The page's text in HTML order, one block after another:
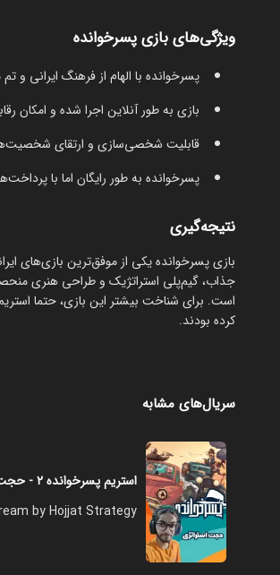
ویژگی‌های بازی پسرخوانده
پسرخوانده با الهام از فرهنگ ایرانی و
بازی به طور آنلاین اجرا شده و امکان
قابلیت شخصی‌سازی و ارتقای
پسرخوانده به طور رایگان اما با
نتیجه‌گیری
بازی پسرخوانده یکی از موفق‌ترین بازی‌های
جذاب، گیم‌پلی استراتژیک و طراحی هنری
است. برای شناخت بیشتر این بازی، حتما
کرده بودند.
سریال‌های مشابه
استریم پسرخوانده ۲ - حجت استراتژی
by Hojjat Strategy